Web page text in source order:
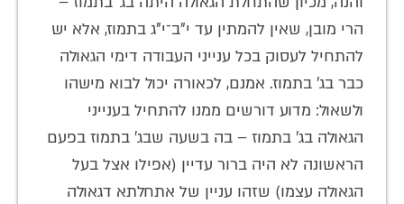
הרי מובן, שאין להמתין עד י"ב־י"ג בתמוז, אלא יש
להתחיל לעסוק בכל ענייני העבודה דימי הגאולה
כבר בג' בתמוז. אמנם, לכאורה יכול לבוא מישהו
ולשאול: מדוע דורשים ממנו להתחיל בענייני
הגאולה בג' בתמוז – בה בשעה שבג' בתמוז בפעם
הראשונה לא היה ברור עדיין (אפילו אצל בעל
הגאולה עצמו) שזהו עניין של אתחלתא דגאולה